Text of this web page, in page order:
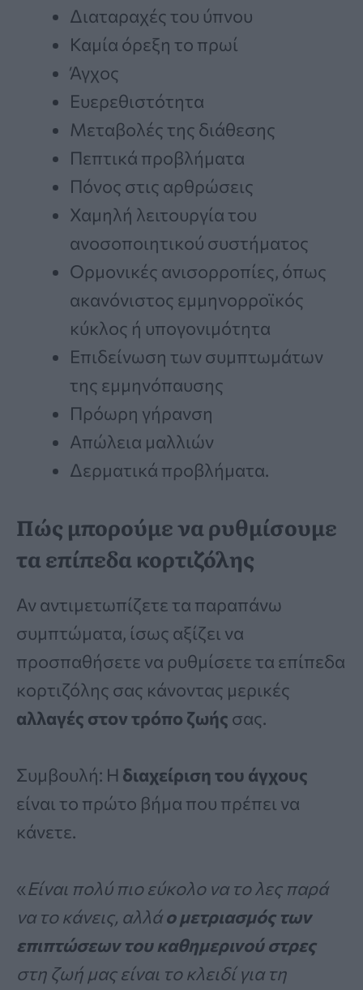
Διαταραχές του ύπνου
Καμία όρεξη το πρωί
Άγχος
Ευερεθιστότητα
Μεταβολές της διάθεσης
Πεπτικά προβλήματα
Πόνος στις αρθρώσεις
Χαμηλή λειτουργία του
ανοσοποιητικού συστήματος
Ορμονικές ανισορροπίες, όπως
ακανόνιστος εμμηνορροϊκός
κύκλος ή υπογονιμότητα
Επιδείνωση των συμπτωμάτων
της εμμηνόπαυσης
Πρόωρη γήρανση
Απώλεια μαλλιών
Δερματικά προβλήματα.
Πώς μπορούμε να ρυθμίσουμε
τα επίπεδα κορτιζόλης
Αν αντιμετωπίζετε τα παραπάνω
συμπτώματα, ίσως αξίζει να
προσπαθήσετε να ρυθμίσετε τα επίπεδα
κορτιζόλης σας κάνοντας μερικές
αλλαγές στον τρόπο ζωής σας.
Συμβουλή: Η διαχείριση του άγχους
είναι το πρώτο βήμα που πρέπει να
κάνετε.
«Είναι πολύ πιο εύκολο να το λες παρά
να το κάνεις, αλλάο μετριασμός των
επιπτώσεων του καθημερινού στρες
στη ζωή μας είναι το κλειδί για τη